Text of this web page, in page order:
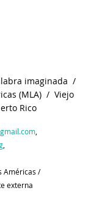
(MLA)  /  Viejo
Rico
,
,
Américas /
externa